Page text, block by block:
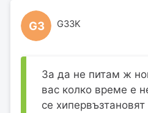
G3 G33K
За да не питам ж
вас колко време е
се